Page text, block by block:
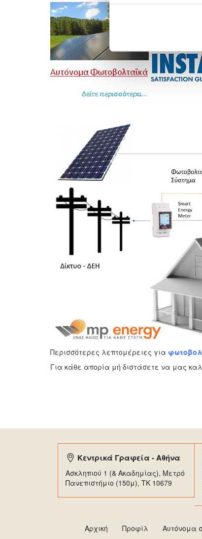
Περισσότερες λεπτομέρειες για
Για κάθε απορία μή διστάσετε να μας
Κεντρικά Γραφεία - Αθήνα
Ασκληπιού 1 (& Ακαδημίας), Μετρό
Πανεπιστήμιο (150μ), TK 10679
Αρχική Προφίλ Αυτόνομα